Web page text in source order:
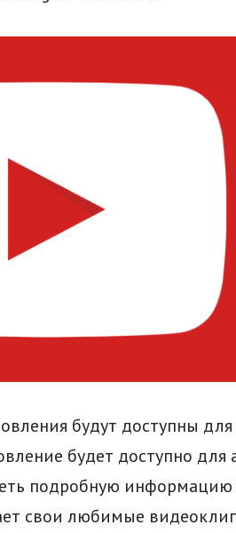
будут доступны для
будет доступно для
подробную информацию
свои любимые